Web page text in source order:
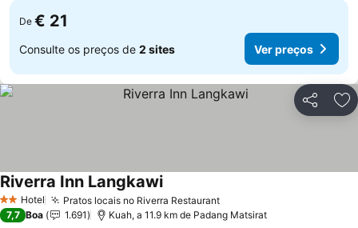
De € 21
Consulte os preços de 2 sites Ver preços
Partilhar
2 Estrelas
Hotel Pratos locais no Riverra Restaurant
Riverra Inn Langkawi
7,7 Boa 1.691 Kuah, a 11.9 km de Padang Matsirat